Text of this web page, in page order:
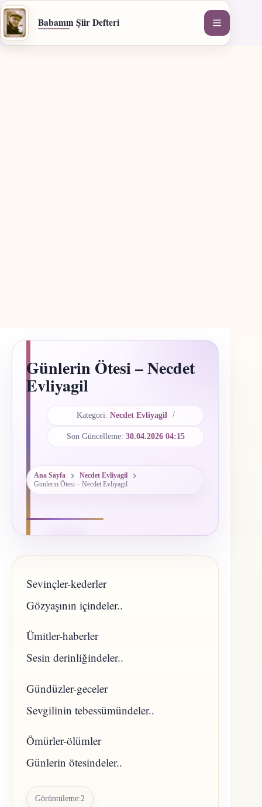
İçeriğe
geç
Babamın Şiir Defteri
Günlerin Ötesi – Necdet
Evliyagil
Kategori: Necdet Evliyagil
Son Güncelleme: 30.04.2026 04:15
Ana Sayfa
Necdet Evliyagil
Günlerin Ötesi – Necdet Evliyagil
Sevinçler-kederler
Gözyaşının içindeler..
Ümitler-haberler
Sesin derinliğindeler..
Gündüzler-geceler
Sevgilinin tebessümündeler..
Ömürler-ölümler
Günlerin ötesindeler..
Görüntüleme:2